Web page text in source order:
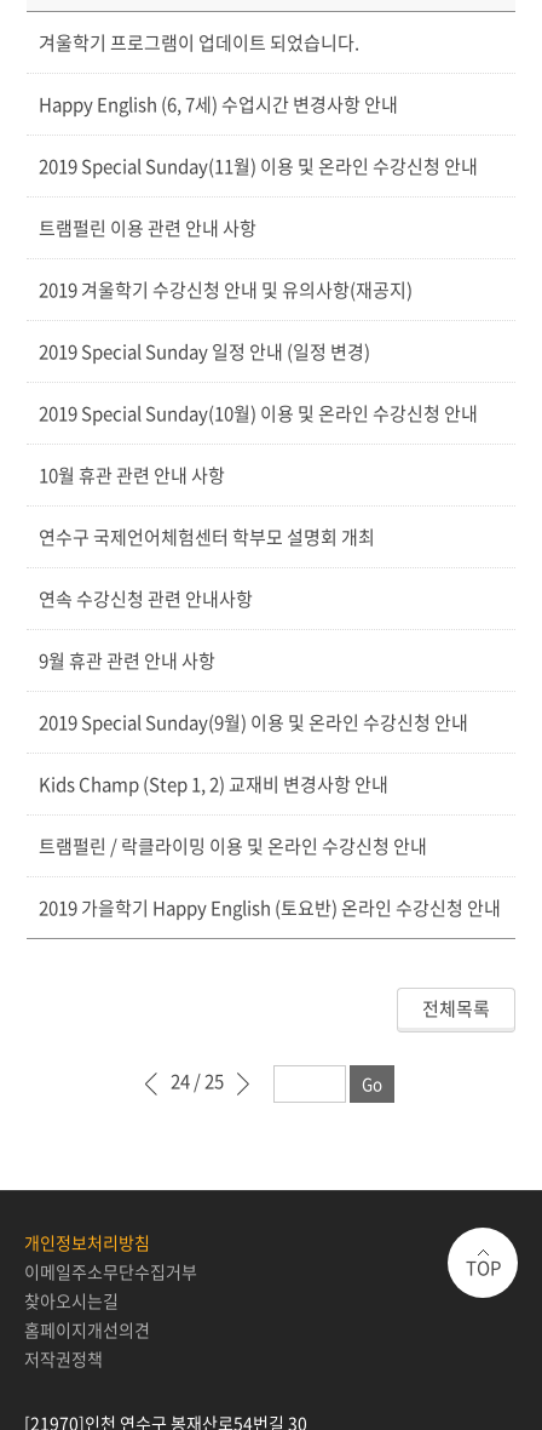
겨울학기 프로그램이 업데이트 되었습니다.
Happy English (6, 7세) 수업시간 변경사항 안내
2019 Special Sunday(11월) 이용 및 온라인 수강신청 안내
트램펄린 이용 관련 안내 사항
2019 겨울학기 수강신청 안내 및 유의사항(재공지)
2019 Special Sunday 일정 안내 (일정 변경)
2019 Special Sunday(10월) 이용 및 온라인 수강신청 안내
10월 휴관 관련 안내 사항
연수구 국제언어체험센터 학부모 설명회 개최
연속 수강신청 관련 안내사항
9월 휴관 관련 안내 사항
2019 Special Sunday(9월) 이용 및 온라인 수강신청 안내
Kids Champ (Step 1, 2) 교재비 변경사항 안내
트램펄린 / 락클라이밍 이용 및 온라인 수강신청 안내
2019 가을학기 Happy English (토요반) 온라인 수강신청 안내
전체목록
이전 페이지
24 / 25
개인정보처리방침
이메일주소무단수집거부
찾아오시는길
홈페이지개선의견
저작권정책
[21970]인천 연수구 봉재산로54번길 30
TOP